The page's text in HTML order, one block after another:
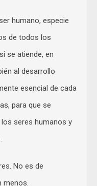
humano, especie
de todos los
se atiende, en
al desarrollo
esencial de cada
para que se
seres humanos y
No es de
menos.